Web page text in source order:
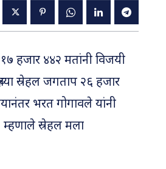
हजार ४४२ मतांनी विजयी
स्रेहल जगताप २६ हजार
भरत गोगावले यांनी
म्हणाले स्रेहल मला